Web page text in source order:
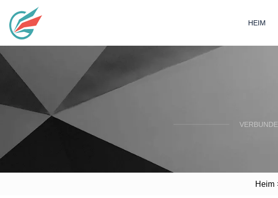
HEIM
Heim